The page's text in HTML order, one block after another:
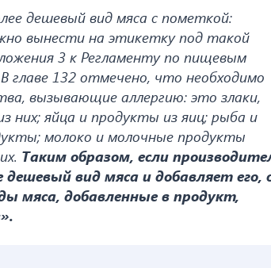
дешевый вид мяса с пометкой:
вынести на этикетку под такой
3 к Регламенту по пищевым
главе 132 отмечено, что необходимо
вызывающие аллергию: это злаки,
них; яйца и продукты из яиц; рыба и
молоко и молочные продукты
Таким образом, если
вид мяса и добавляет его,
мяса, добавленные в продукт,